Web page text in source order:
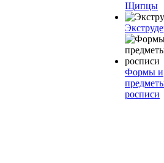
Щипцы
Формы и
росписи